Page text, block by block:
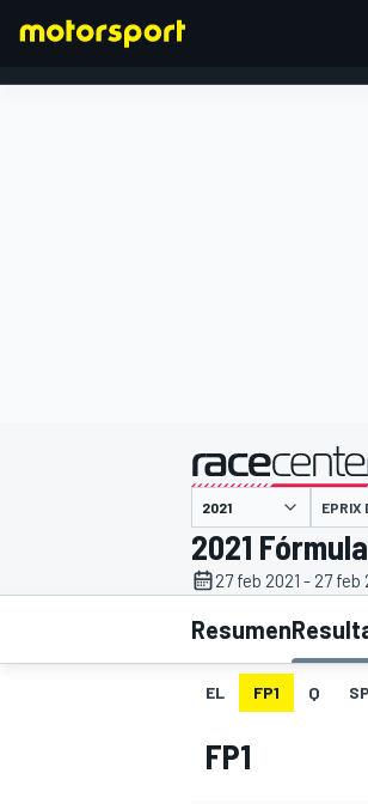
INDYCAR
EPRIX
2021
27 feb 2021 - 27 feb
Resumen
EL FP1 Q
FP1